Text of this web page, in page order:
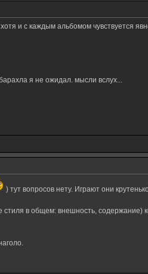
и с каждым альбомом чувствуется
я не ожидал. мысли вслух...
) тут вопросов нету. Играют они
в общем: внешность, содержание)